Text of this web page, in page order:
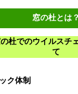
窓の杜とは
杜でのウイルスチ
て
ク体制